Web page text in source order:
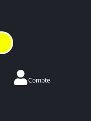
Compte